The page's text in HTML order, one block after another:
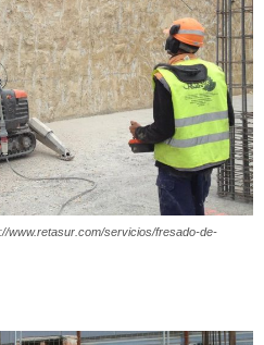
www.retasur.com/servicios/fresado-de-